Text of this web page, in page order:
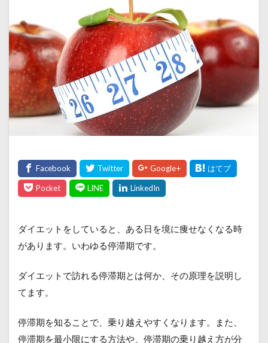
ダイエットをしていると、ある日を境に痩せなくなる時
があります。いわゆる停滞期です。
ダイエットで訪れる停滞期とは何か、その原理を説明し
てます。
停滞期を知ることで、乗り越えやすくなります。また、
停滞期を最小限にする方法や、停滞期の乗り越え方が分